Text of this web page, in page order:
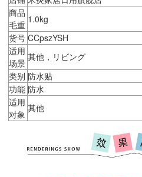
商品
毛重 1.0kg
货号 CCpszYSH
适用
场景
其他，リビング
类别 防水贴
功能 防水
适用
对象
其他